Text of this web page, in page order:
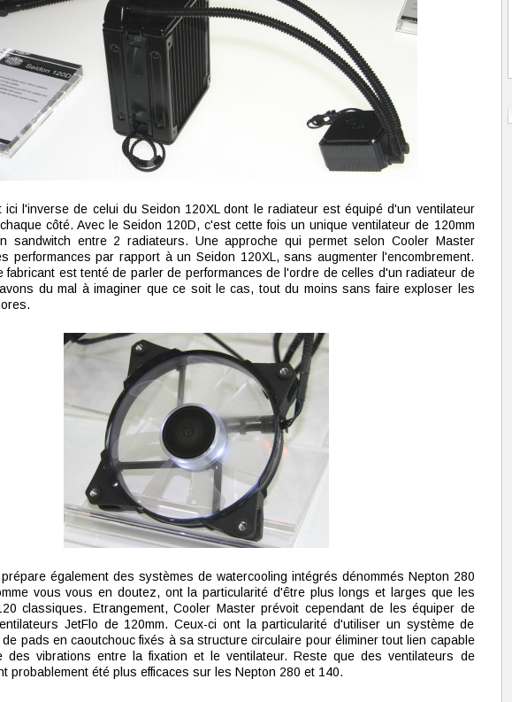
ici l'inverse de celui du Seidon 120XL dont le radiateur est équipé d'un ventilateur
côté. Avec le Seidon 120D, c'est cette fois un unique ventilateur de 120mm
sandwitch entre 2 radiateurs. Une approche qui permet selon Cooler Master
performances par rapport à un Seidon 120XL, sans augmenter l'encombrement.
fabricant est tenté de parler de performances de l'ordre de celles d'un radiateur de
du mal à imaginer que ce soit le cas, tout du moins sans faire exploser les
également des systèmes de watercooling intégrés dénommés Nepton 280
vous vous en doutez, ont la particularité d'être plus longs et larges que les
classiques. Etrangement, Cooler Master prévoit cependant de les équiper de
JetFlo de 120mm. Ceux-ci ont la particularité d'utiliser un système de
pads en caoutchouc fixés à sa structure circulaire pour éliminer tout lien capable
des vibrations entre la fixation et le ventilateur. Reste que des ventilateurs de
probablement été plus efficaces sur les Nepton 280 et 140.